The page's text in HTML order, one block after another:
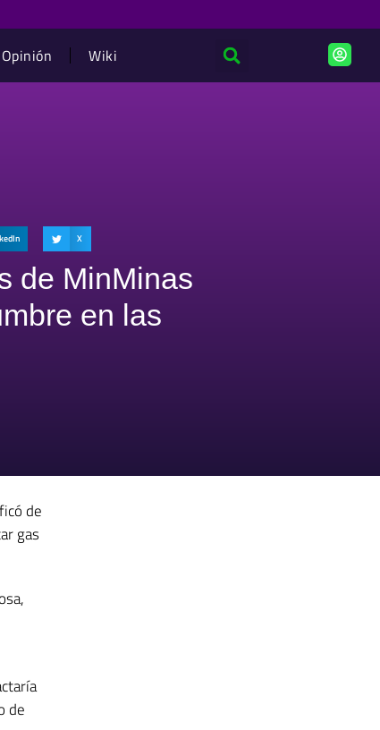
Opinión Wiki
X
de MinMinas
en las
de
gas
de